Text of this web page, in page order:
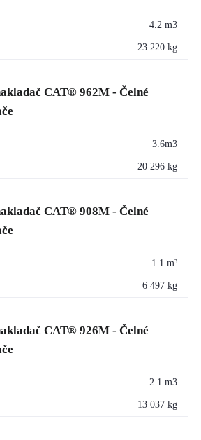
4.2 m3
23 220 kg
CAT® 962M - Čelné
3.6m3
20 296 kg
CAT® 908M - Čelné
1.1 m³
6 497 kg
CAT® 926M - Čelné
2.1 m3
13 037 kg